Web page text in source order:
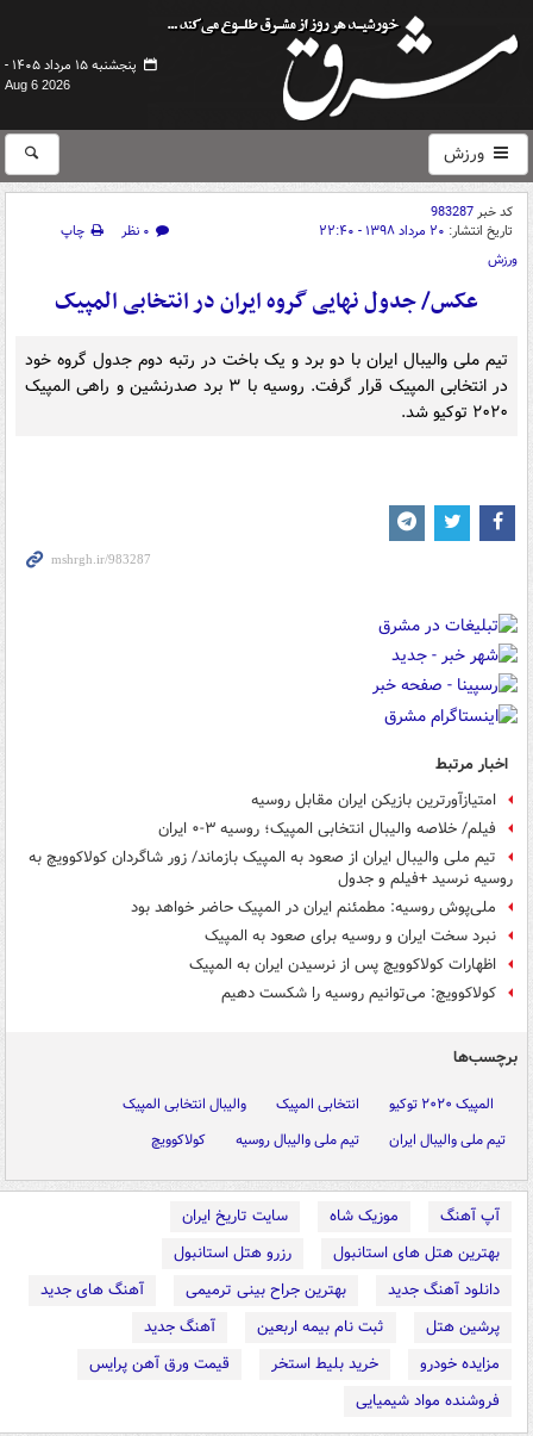
پنجشنبه ۱۵ مرداد ۱۴۰۵ -
Aug 6 2026
ورزش
کد خبر983287
تاریخ انتشار: ۲۰ مرداد ۱۳۹۸ - ۲۲:۴۰ ۰ نظر
چاپ
ورزش
عکس/ جدول نهایی گروه ایران در انتخابی المپیک
تیم ملی والیبال ایران با دو برد و یک باخت در رتبه دوم جدول گروه خود
در انتخابی المپیک قرار گرفت. روسیه با ۳ برد صدرنشین و راهی المپیک
۲۰۲۰ توکیو شد.
اخبار مرتبط
امتیازآورترین بازیکن ایران مقابل روسیه
فیلم/ خلاصه والیبال انتخابی المپیک؛ روسیه ۳-۰ ایران
تیم ملی والیبال ایران از صعود به المپیک بازماند/ زور شاگردان کولاکوویچ به
روسیه نرسید +فیلم و جدول
ملی‌پوش روسیه: مطمئنم ایران در المپیک حاضر خواهد بود
نبرد سخت ایران و روسیه برای صعود به المپیک
اظهارات کولاکوویچ پس از نرسیدن ایران به المپیک
کولاکوویچ: می‌توانیم روسیه را شکست دهیم
برچسب‌ها
المپیک ۲۰۲۰ توکیو انتخابی المپیک
والیبال انتخابی المپیک
تیم ملی والیبال ایران
تیم ملی والیبال روسیه کولاکوویچ
آپ آهنگ موزیک شاه
سایت تاریخ ایران
بهترین هتل های استانبول
رزرو هتل استانبول
دانلود آهنگ جدید
بهترین جراح بینی ترمیمی
آهنگ های جدید
پرشین هتل
ثبت نام بیمه اربعین
آهنگ جدید
مزایده خودرو
خرید بلیط استخر
قیمت ورق آهن پرایس
فروشنده مواد شیمیایی